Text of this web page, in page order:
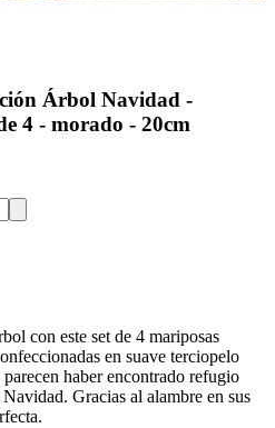
Árbol Navidad -
4 - morado - 20cm
con este set de 4 mariposas
en suave terciopelo
haber encontrado refugio
Gracias al alambre en sus